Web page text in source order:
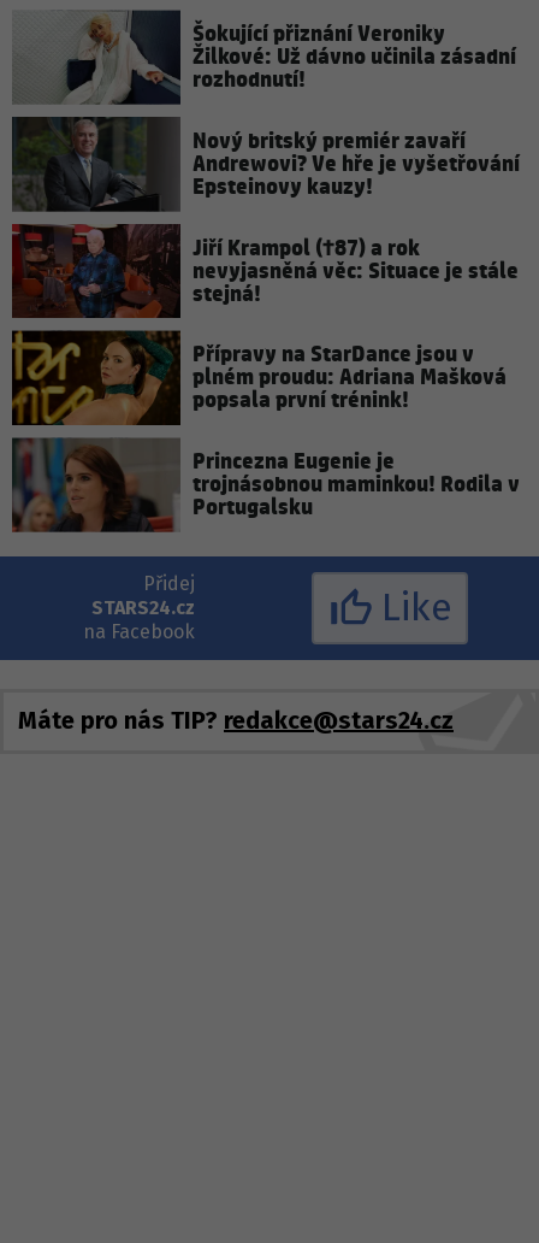
Šokující přiznání Veroniky
Žilkové: Už dávno učinila zásadní
rozhodnutí!
Nový britský premiér zavaří
Andrewovi? Ve hře je vyšetřování
Epsteinovy kauzy!
Jiří Krampol (†87) a rok
nevyjasněná věc: Situace je stále
stejná!
Přípravy na StarDance jsou v
plném proudu: Adriana Mašková
popsala první trénink!
Princezna Eugenie je
trojnásobnou maminkou! Rodila v
Portugalsku
Přidej
STARS24.cz
na Facebook
Like
Máte pro nás TIP? redakce@stars24.cz